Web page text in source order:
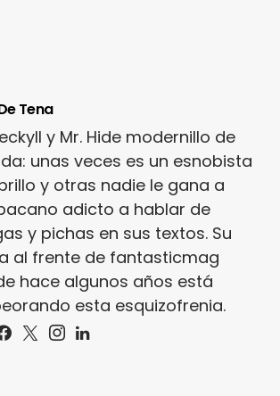
Tena
y Mr. Hide modernillo de
unas veces es un esnobista
y otras nadie le gana a
adicto a hablar de
y pichas en sus textos. Su
al frente de fantasticmag
hace algunos años está
esta esquizofrenia.